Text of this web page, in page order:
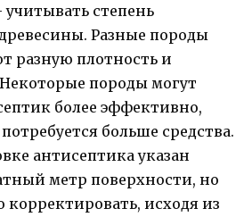
степень
Разные породы
разную плотность и
породы могут
более эффективно,
больше средства.
антисептика указан
метр поверхности, но
исходя из